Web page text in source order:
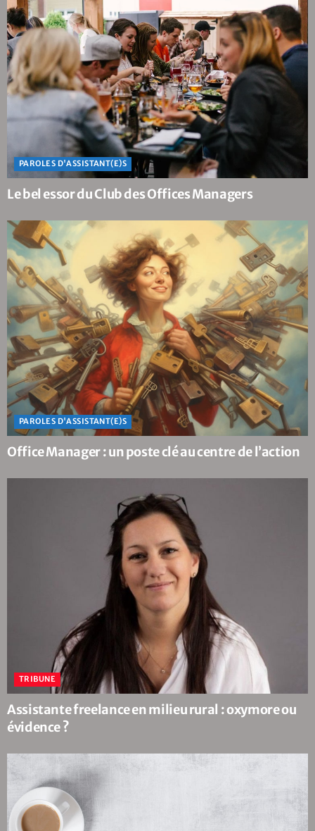
PAROLES D'ASSISTANT(E)S
Le bel essor du Club des Offices Managers
PAROLES D'ASSISTANT(E)S
Office Manager : un poste clé au centre de l’action
TRIBUNE
Assistante freelance en milieu rural : oxymore ou
évidence ?